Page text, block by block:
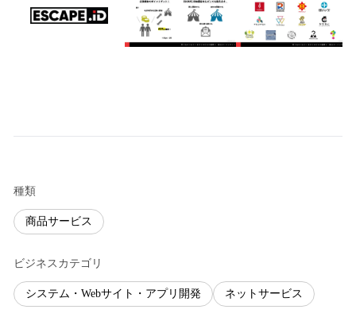
種類
商品サービス
ビジネスカテゴリ
システム・Webサイト・アプリ開発 ネットサービス